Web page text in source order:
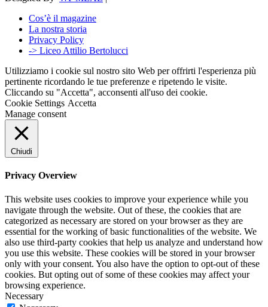
Cos’è il magazine
La nostra storia
Privacy Policy
-> Liceo Attilio Bertolucci
Utilizziamo i cookie sul nostro sito Web per offrirti l'esperienza più
pertinente ricordando le tue preferenze e ripetendo le visite.
Cliccando su "Accetta", acconsenti all'uso dei cookie.
Cookie Settings Accetta
Manage consent
Chiudi
Privacy Overview
This website uses cookies to improve your experience while you
navigate through the website. Out of these, the cookies that are
categorized as necessary are stored on your browser as they are
essential for the working of basic functionalities of the website. We
also use third-party cookies that help us analyze and understand how
you use this website. These cookies will be stored in your browser
only with your consent. You also have the option to opt-out of these
cookies. But opting out of some of these cookies may affect your
browsing experience.
Necessary